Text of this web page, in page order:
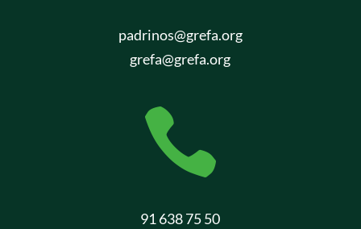
padrinos@grefa.org
grefa@grefa.org

91 638 75 50